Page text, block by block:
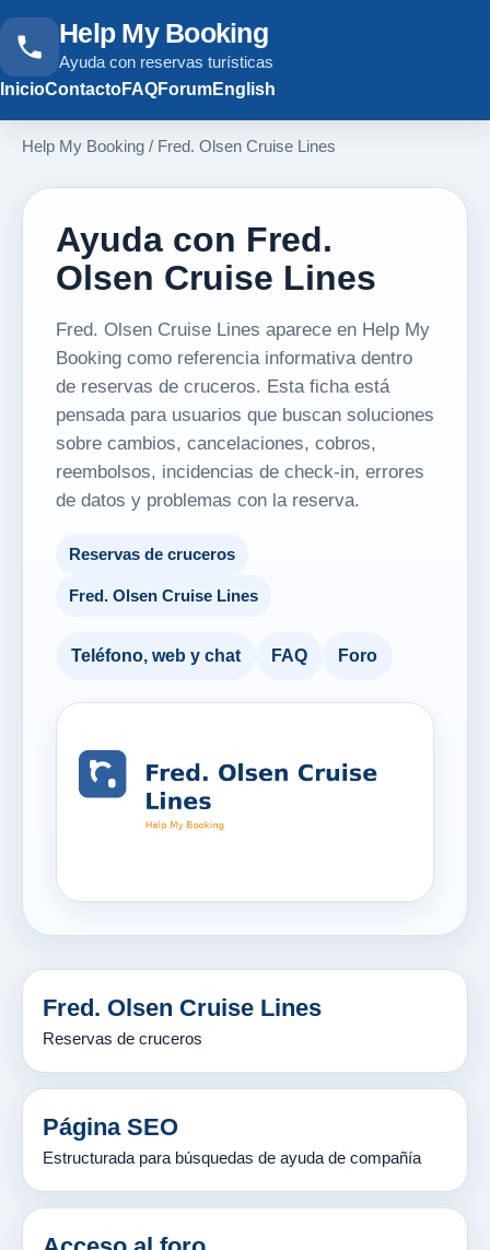
Help My Booking
Ayuda con reservas turísticas
InicioContactoFAQForumEnglish
Help My Booking / Fred. Olsen Cruise Lines
Ayuda con Fred.
Olsen Cruise Lines
Fred. Olsen Cruise Lines aparece en Help My
Booking como referencia informativa dentro
de reservas de cruceros. Esta ficha está
pensada para usuarios que buscan soluciones
sobre cambios, cancelaciones, cobros,
reembolsos, incidencias de check-in, errores
de datos y problemas con la reserva.
Reservas de cruceros
Fred. Olsen Cruise Lines
Teléfono, web y chat FAQ Foro
Fred. Olsen Cruise Lines
Reservas de cruceros
Página SEO
Estructurada para búsquedas de ayuda de compañía